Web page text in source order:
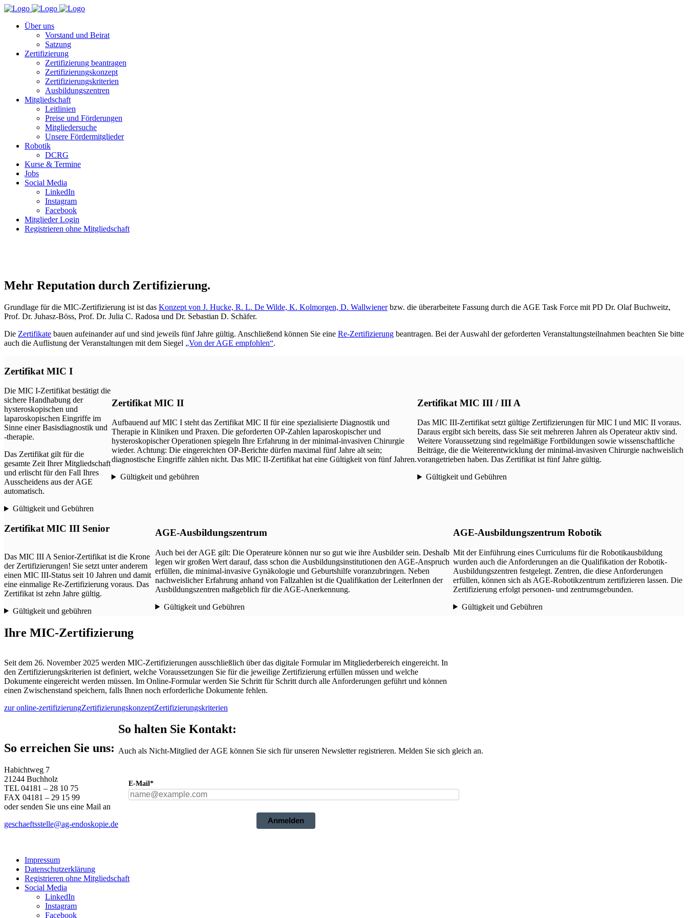
Über uns
Vorstand und Beirat
Satzung
Zertifizierung
Zertifizierung beantragen
Zertifizierungskonzept
Zertifizierungskriterien
Ausbildungszentren
Mitgliedschaft
Leitlinien
Preise und Förderungen
Mitgliedersuche
Unsere Fördermitglieder
Robotik
DCRG
Kurse & Termine
Jobs
Social Media
LinkedIn
Instagram
Facebook
Mitglieder Login
Registrieren ohne Mitgliedschaft
Mehr Reputation durch Zertifizierung.
Grundlage für die MIC-Zertifizierung ist ist das Konzept von J. Hucke, R. L. De Wilde, K. Kolmorgen, D. Wallwienerbzw. die überarbeitete Fassung durch die AGE Task Force mit PD Dr. Olaf Buchweitz,
Prof. Dr. Juhasz-Böss, Prof. Dr. Julia C. Radosa und Dr. Sebastian D. Schäfer.
Die Zertifikate bauen aufeinander auf und sind jeweils fünf Jahre gültig. Anschließend können Sie eine Re-Zertifizierung beantragen. Bei der Auswahl der geforderten Veranstaltungsteilnahmen beachten Sie bitte
auch die Auflistung der Veranstaltungen mit dem Siegel „Von der AGE empfohlen“.
Zertifikat MIC I
Die MIC I-Zertifikat bestätigt die
sichere Handhabung der
hysteroskopischen und
laparoskopischen Eingriffe im
Sinne einer Basisdiagnostik und
-therapie.
Das Zertifikat gilt für die
gesamte Zeit Ihrer Mitgliedschaft
und erlischt für den Fall Ihres
Ausscheidens aus der AGE
automatisch.
Gültigkeit und Gebühren
Zertifikat MIC II
Aufbauend auf MIC I steht das Zertifikat MIC II für eine spezialisierte Diagnostik und
Therapie in Kliniken und Praxen. Die geforderten OP-Zahlen laparoskopischer und
hysteroskopischer Operationen spiegeln Ihre Erfahrung in der minimal-invasiven Chirurgie
wieder. Achtung: Die eingereichten OP-Berichte dürfen maximal fünf Jahre alt sein;
diagnostische Eingriffe zählen nicht. Das MIC II-Zertifikat hat eine Gültigkeit von fünf Jahren.
Gültigkeit und gebühren
Zertifikat MIC III / III A
Das MIC III-Zertifikat setzt gültige Zertifizierungen für MIC I und MIC II voraus.
Daraus ergibt sich bereits, dass Sie seit mehreren Jahren als Operateur aktiv sind.
Weitere Voraussetzung sind regelmäßige Fortbildungen sowie wissenschaftliche
Beiträge, die die Weiterentwicklung der minimal-invasiven Chirurgie nachweislich
vorangetrieben haben. Das Zertifikat ist fünf Jahre gültig.
Gültigkeit und Gebühren
Zertifikat MIC III Senior
Das MIC III A Senior-Zertifikat ist die Krone
der Zertifizierungen! Sie setzt unter anderem
einen MIC III-Status seit 10 Jahren und damit
eine einmalige Re-Zertifizierung voraus. Das
Zertifikat ist zehn Jahre gültig.
Gültigkeit und gebühren
AGE-Ausbildungszentrum
Auch bei der AGE gilt: Die Operateure können nur so gut wie ihre Ausbilder sein. Deshalb
legen wir großen Wert darauf, dass schon die Ausbildungsinstitutionen den AGE-Anspruch
erfüllen, die minimal-invasive Gynäkologie und Geburtshilfe voranzubringen. Neben
nachweislicher Erfahrung anhand von Fallzahlen ist die Qualifikation der LeiterInnen der
Ausbildungszentren maßgeblich für die AGE-Anerkennung.
Gültigkeit und Gebühren
AGE-Ausbildungszentrum Robotik
Mit der Einführung eines Curriculums für die Robotikausbildung
wurden auch die Anforderungen an die Qualifikation der Robotik-
Ausbildungszentren festgelegt. Zentren, die diese Anforderungen
erfüllen, können sich als AGE-Robotikzentrum zertifizieren lassen. Die
Zertifizierung erfolgt personen- und zentrumsgebunden.
Gültigkeit und Gebühren
Ihre MIC-Zertifizierung
Seit dem 26. November 2025 werden MIC-Zertifizierungen ausschließlich über das digitale Formular im Mitgliederbereich eingereicht. In
den Zertifizierungskriterien ist definiert, welche Voraussetzungen Sie für die jeweilige Zertifizierung erfüllen müssen und welche
Dokumente eingereicht werden müssen. Im Online-Formular werden Sie Schritt für Schritt durch alle Anforderungen geführt und können
einen Zwischenstand speichern, falls Ihnen noch erforderliche Dokumente fehlen.
zur online-zertifizierungZertifizierungskonzeptZertifizierungskriterien
So erreichen Sie uns:
Habichtweg 7
21244 Buchholz
TEL 04181 – 28 10 75
FAX 04181 – 29 15 99
oder senden Sie uns eine Mail an
geschaeftsstelle@ag-endoskopie.de
So halten Sie Kontakt:
Auch als Nicht-Mitglied der AGE können Sie sich für unseren Newsletter registrieren. Melden Sie sich gleich an.
E-Mail*
Anmelden
Impressum
Datenschutzerklärung
Registrieren ohne Mitgliedschaft
Social Media
LinkedIn
Instagram
Facebook